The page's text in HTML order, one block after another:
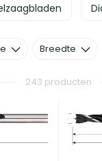
243 producten
Breedte